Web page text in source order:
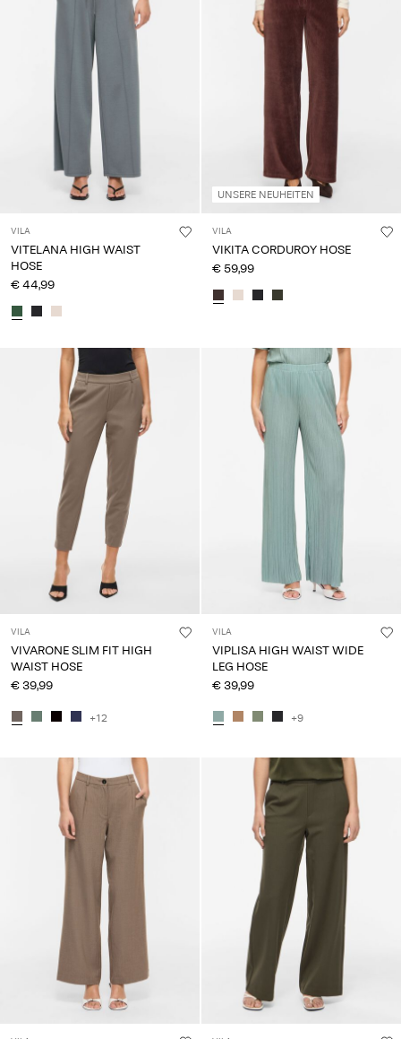
VILA
VITELANA HIGH WAIST
HOSE
€ 44,99
UNSERE NEUHEITEN
VILA
VIKITA CORDUROY HOSE
€ 59,99
VILA
VIVARONE SLIM FIT HIGH
WAIST HOSE
€ 39,99
+12
VILA
VIPLISA HIGH WAIST WIDE
LEG HOSE
€ 39,99
+9